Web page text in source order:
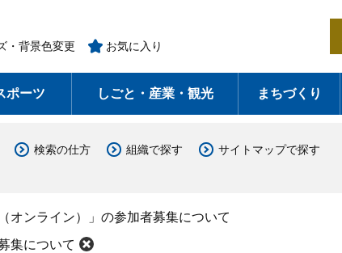
・背景色変更 お気に入り
ポーツ しごと・産業・観光 まちづくり
検索の仕方 組織で探す サイトマップで探す
オンライン）」の参加者募集について
集について